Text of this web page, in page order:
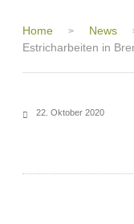
Home > News
Estricharbeiten in
22. Oktober 2020